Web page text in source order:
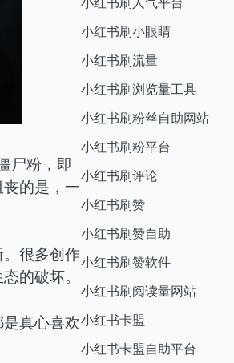
尸粉，即
的是，一
很多创作
的破坏。
真心喜欢
小红书刷小眼睛
小红书刷流量
小红书刷浏览量工具
小红书刷粉丝自助网站
小红书刷粉平台
小红书刷评论
小红书刷赞
小红书刷赞自助
小红书刷赞软件
小红书刷阅读量网站
小红书卡盟
小红书卡盟自助平台